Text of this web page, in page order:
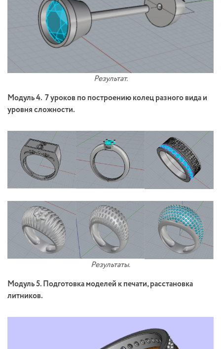
Результат.
Модуль 4. 7 уроков по построению колец разного вида и
уровня сложности.
Результаты.
Модуль 5. Подготовка моделей к печати, расстановка
литников.